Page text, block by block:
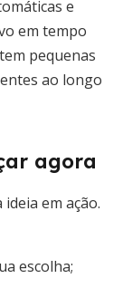
e
em tempo
pequenas
ao longo
agora
em ação.
escolha;